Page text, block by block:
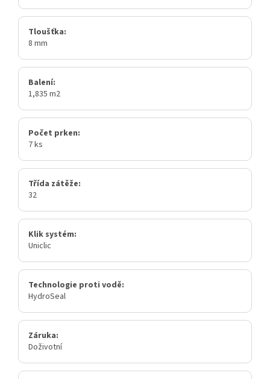
Tloušťka:
8 mm
Balení:
1,835 m2
Počet prken:
7 ks
Třída zátěže:
32
Klik systém:
Uniclic
Technologie proti vodě:
HydroSeal
Záruka:
Doživotní